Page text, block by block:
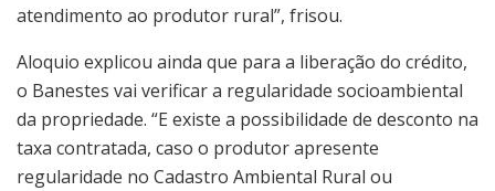
atendimento ao produtor rural”, frisou.
Aloquio explicou ainda que para a liberação do crédito,
o Banestes vai verificar a regularidade socioambiental
da propriedade. “E existe a possibilidade de desconto na
taxa contratada, caso o produtor apresente
regularidade no Cadastro Ambiental Rural ou